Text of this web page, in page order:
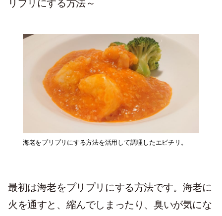
リプリにする方法～
海老をプリプリにする方法を活用して調理したエビチリ。
最初は海老をプリプリにする方法です。海老に
火を通すと、縮んでしまったり、臭いが気にな